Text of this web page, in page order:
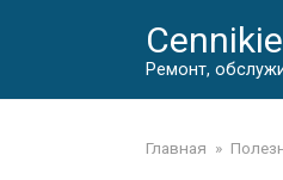
Ремонт,
Главная »